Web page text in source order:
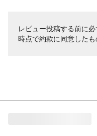
レビュー投稿する前に必
時点で約款に同意したも